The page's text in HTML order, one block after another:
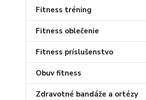
Fitness tréning
Fitness oblečenie
Fitness príslušenstvo
Obuv fitness
Zdravotné bandáže a ortézy